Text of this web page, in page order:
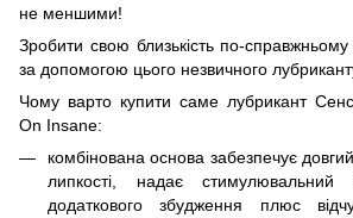
не меншими!
Зробити свою близькість по-
за допомогою цього незвичного
Чому варто купити саме лубрикант
On Insane:
комбінована основа забезпечує
липкості, надає стимулювальний
додаткового збудження плюс